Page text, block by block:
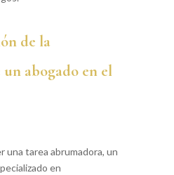
de la
abogado en el
una tarea abrumadora, un
en